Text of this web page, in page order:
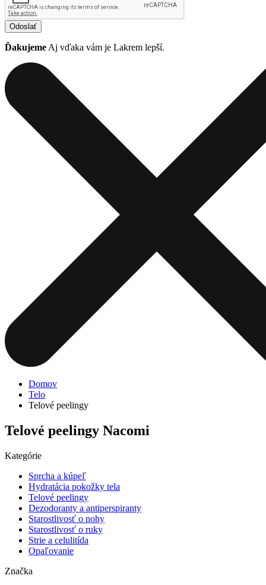
Odoslať
Ďakujeme Aj vďaka vám je Lakrem lepší.
Domov
Telo
Telové peelingy
Telové peelingy Nacomi
Kategórie
Sprcha a kúpeľ
Hydratácia pokožky tela
Telové peelingy
Dezodoranty a antiperspiranty
Starostlivosť o nohy
Starostlivosť o ruky
Strie a celulitída
Opaľovanie
Značka